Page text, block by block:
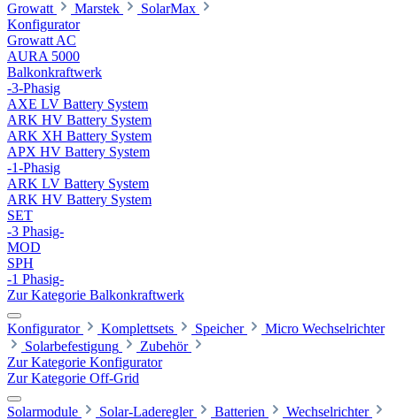
Growatt Marstek
SolarMax
Konfigurator
Growatt AC
AURA 5000
Balkonkraftwerk
-3-Phasig
AXE LV Battery System
ARK HV Battery System
ARK XH Battery System
APX HV Battery System
-1-Phasig
ARK LV Battery System
ARK HV Battery System
SET
-3 Phasig-
MOD
SPH
-1 Phasig-
Zur Kategorie Balkonkraftwerk
Konfigurator Komplettsets Speicher
Micro Wechselrichter
Solarbefestigung
Zubehör
Zur Kategorie Konfigurator
Zur Kategorie Off-Grid
Solarmodule Solar-Laderegler Batterien
Wechselrichter